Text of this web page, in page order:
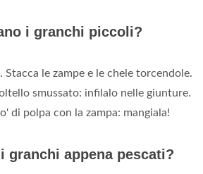
i granchi piccoli?
. Stacca le zampe e le chele torcendole.
smussato: infilalo nelle giunture.
di polpa con la zampa: mangiala!
granchi appena pescati?